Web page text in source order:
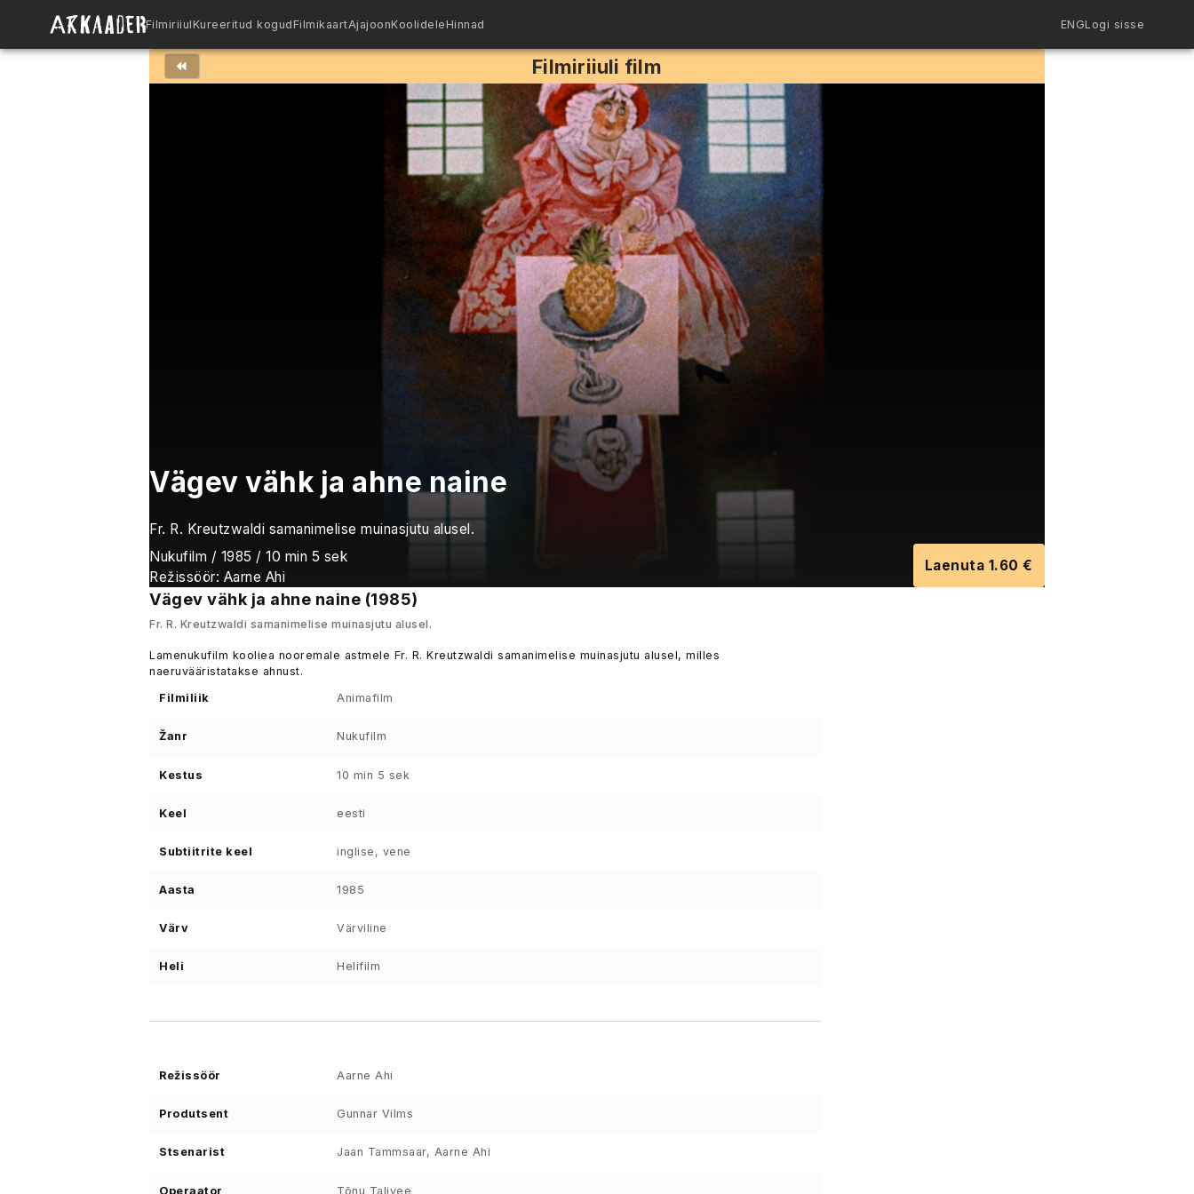
Filmiriiul Kureeritud kogud FilmikaartAjajoonKoolidele Hinnad ENGLogi sisse
Filmiriiuli film
Vägev vähk ja ahne naine
Fr. R. Kreutzwaldi samanimelise muinasjutu alusel.
Nukufilm / 1985 / 10 min 5 sek
Režissöör: Aarne Ahi
Laenuta 1.60 €
Vägev vähk ja ahne naine (1985)
Fr. R. Kreutzwaldi samanimelise muinasjutu alusel.
Lamenukufilm kooliea nooremale astmele Fr. R. Kreutzwaldi samanimelise muinasjutu alusel, milles
naeruvääristatakse ahnust.
Filmiliik Animafilm
Žanr Nukufilm
Kestus 10 min 5 sek
Keel eesti
Subtiitrite keel inglise, vene
Aasta 1985
Värv Värviline
Heli Helifilm
Režissöör Aarne Ahi
Produtsent Gunnar Vilms
Stsenarist Jaan Tammsaar, Aarne Ahi
Operaator Tõnu Talivee